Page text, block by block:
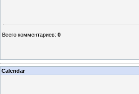
Всего комментариев: 0
Calendar